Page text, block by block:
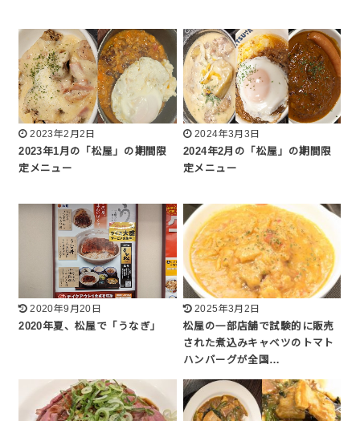
2023年2月2日
2023年1月の「松屋」の期間限
定メニュー
2024年3月3日
2024年2月の「松屋」の期間限
定メニュー
2020年9月20日
2020年夏、松屋で「うなぎ」
2025年3月2日
松屋の一部店舗で試験的に販売
された煮込みキャベツのトマト
ハンバーグが全国…